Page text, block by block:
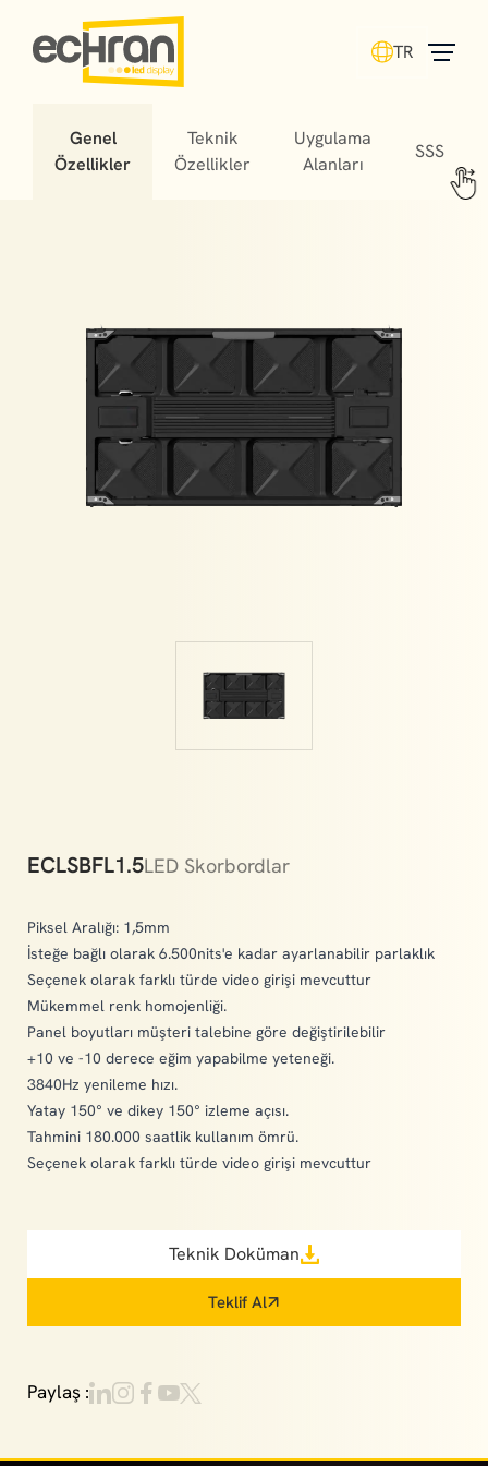
TR
Genel
Özellikler
Teknik
Özellikler
Uygulama
Alanları
SSS
ECLSBFL1.5LED Skorbordlar
Piksel Aralığı: 1,5mm
İsteğe bağlı olarak 6.500nits'e kadar ayarlanabilir parlaklık
Seçenek olarak farklı türde video girişi mevcuttur
Mükemmel renk homojenliği.
Panel boyutları müşteri talebine göre değiştirilebilir
+10 ve -10 derece eğim yapabilme yeteneği.
3840Hz yenileme hızı.
Yatay 150° ve dikey 150° izleme açısı.
Tahmini 180.000 saatlik kullanım ömrü.
Seçenek olarak farklı türde video girişi mevcuttur
Teknik Doküman
Teklif Al
Paylaş :
Stadium LED screens offer fans unforgettable
experiences, helping matches turn into cherished
memories.